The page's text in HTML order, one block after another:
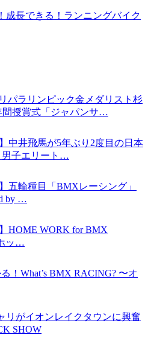
成長できる！ランニングバイク
パラリンピック金メダリスト杉
間授賞式「ジャパンサ…
】中井飛馬が5年ぶり2度目の日本
男子エリート…
】五輪種目「BMXレーシング」
by …
】HOME WORK for BMX
ッ…
！What’s BMX RACING? 〜オ
リがイオンレイクタウンに興奮
SHOW